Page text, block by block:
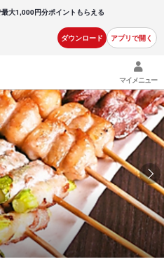
大1,000円分ポイントもらえる
ダウンロード アプリで開く
マイメニュー